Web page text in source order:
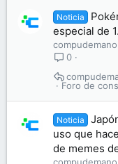
Noticia
especial de
compudemano
0
Foro de
Noticia
uso que
de memes